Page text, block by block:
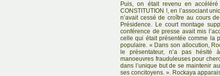
Puis, on était revenu en
CONSTITUTION !, en l’associant
n’avait cessé de croître au cours
Présidence. Le court montage
conférence de presse avait mis
celle qui était présentée comme la
populaire. « Dans son allocution,
le présentateur, n’a pas
manoeuvres frauduleuses pour
dans l’unique but de se maintenir
ses concitoyens. ». Rockaya